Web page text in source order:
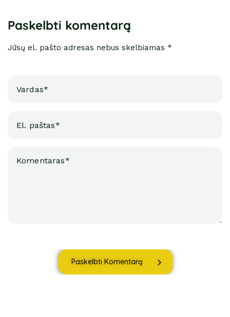
Paskelbti komentarą
Jūsų el. pašto adresas nebus skelbiamas *
Paskelbti Komentarą